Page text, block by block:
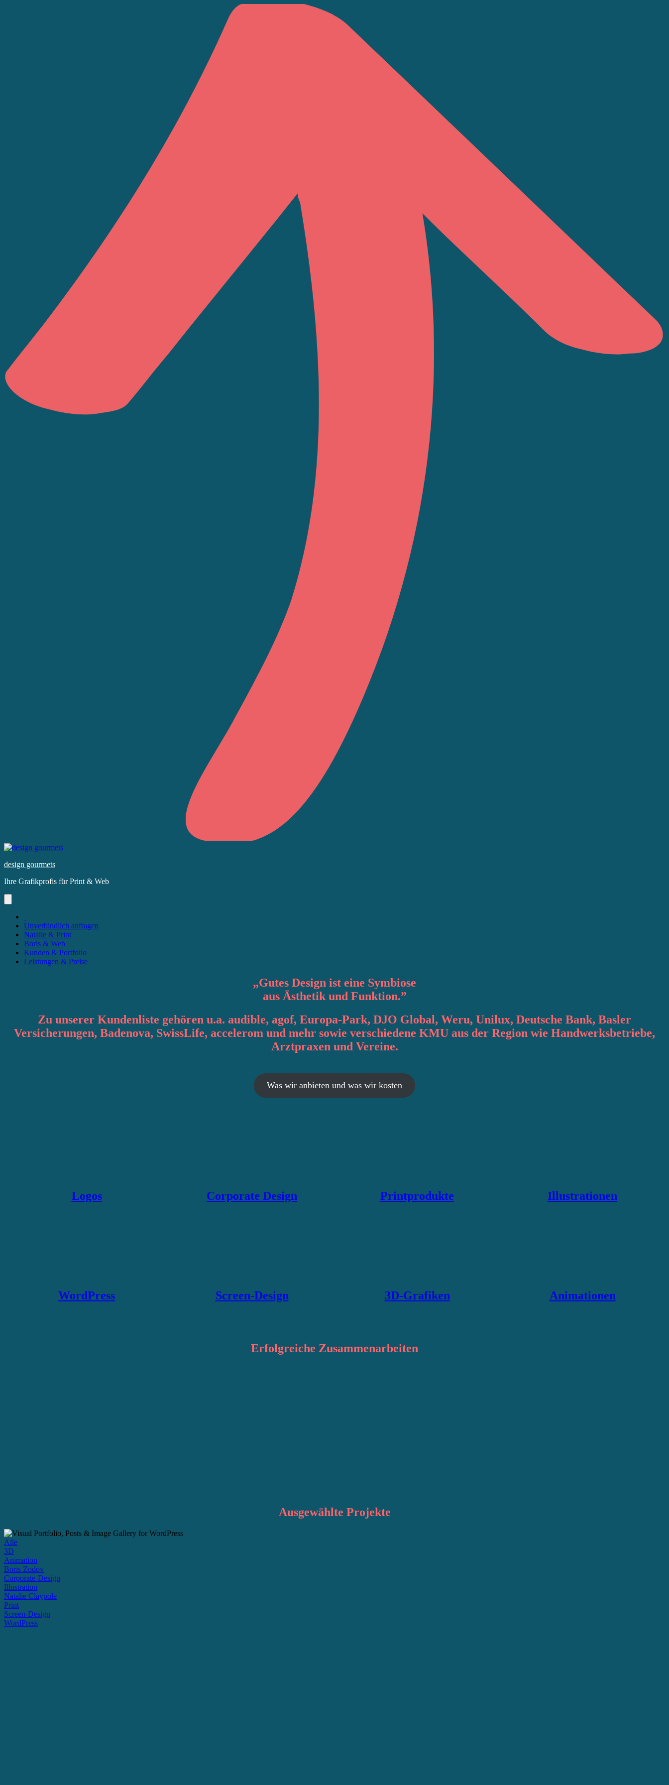
Skip
content
design gourmets
Ihre Grafikprofis für Print & Web
Unverbindlich anfragen
Natalie & Print
Boris & Web
Kunden & Portfolio
Leistungen & Preise
„Gutes Design ist eine Symbiose
aus Ästhetikund Funktion.”
Zu unserer Kundenliste gehören u.a. audible, agof, Europa-Park, DJO Global, Weru, Unilux, Deutsche Bank, Basler
Versicherungen, Badenova, SwissLife, accelerom und mehr sowie verschiedene KMU aus der Region wie Handwerksbetriebe,
Arztpraxen und Vereine.
Was wir anbieten und was wir kosten
Logos Corporate Design Printprodukte Illustrationen
WordPress Screen-Design 3D-Grafiken Animationen
Erfolgreiche Zusammenarbeiten
Ausgewählte Projekte
Alle
3D
Animation
Boris Zodov
Corporate-Design
Illustration
Natalie Claypole
Print
Screen-Design
WordPress